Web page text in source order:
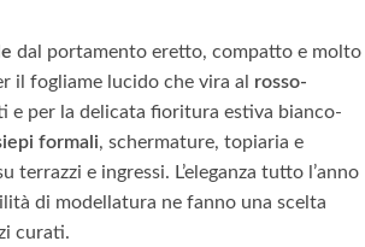
dal portamento eretto, compatto e molto
il fogliame lucido che vira al rosso-
e per la delicata fioritura estiva bianco-
formali, schermature, topiaria e
terrazzi e ingressi. L’eleganza tutto l’anno
di modellatura ne fanno una scelta
curati.